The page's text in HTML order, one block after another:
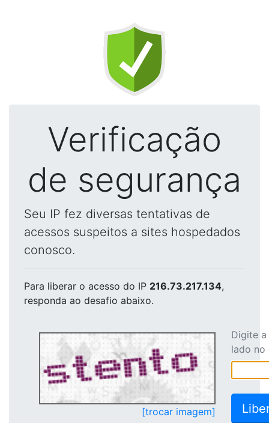
Verificação
de segurança
Seu IP fez diversas tentativas de
acessos suspeitos a sites hospedados
conosco.
Para liberar o acesso do IP 216.73.217.134,
responda ao desafio abaixo.
[trocar imagem]
Digite
lado no